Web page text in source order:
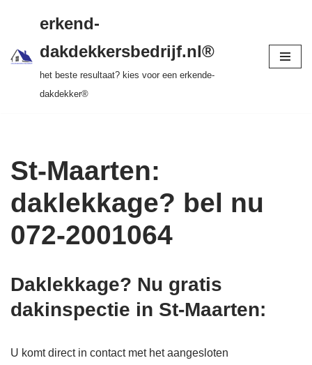
naar
inhoud
tot 20 jr garantie > SKEV erkend
erkend-
dakdekkersbedrijf.nl®
het beste resultaat? kies voor een erkende-
dakdekker®
St-Maarten:
daklekkage? bel nu
072-2001064
Daklekkage? Nu gratis
dakinspectie in St-Maarten:
U komt direct in contact met het aangesloten